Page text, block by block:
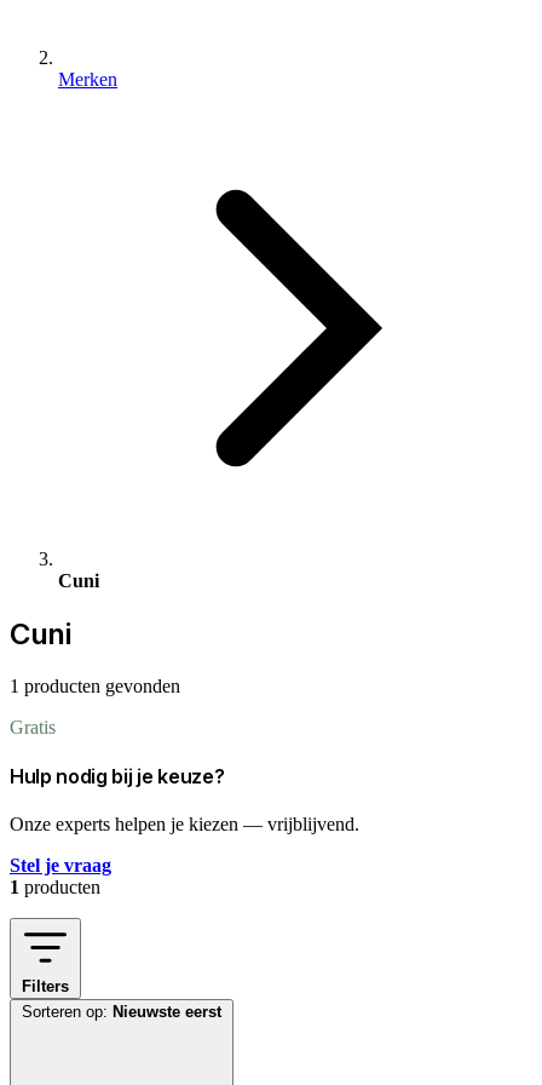
Merken
Cuni
Cuni
1 producten gevonden
Gratis
Hulp nodig bij je keuze?
Onze experts helpen je kiezen — vrijblijvend.
Stel je vraag
1 producten
Filters
Sorteren op: Nieuwste eerst